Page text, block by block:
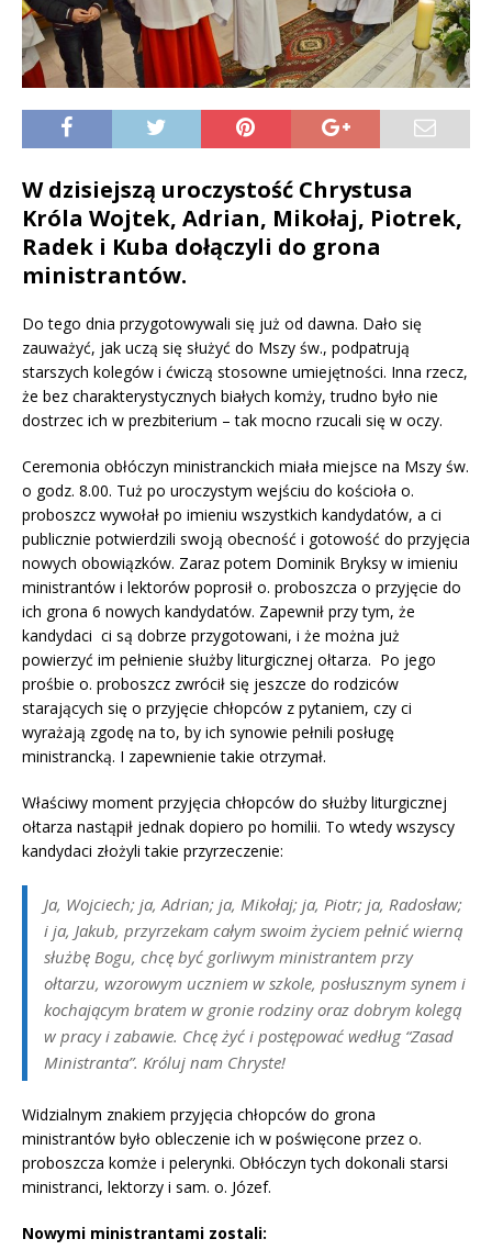
W dzisiejszą uroczystość Chrystusa
Króla Wojtek, Adrian, Mikołaj, Piotrek,
Radek i Kuba dołączyli do grona
ministrantów.
Do tego dnia przygotowywali się już od dawna. Dało się
zauważyć, jak uczą się służyć do Mszy św., podpatrują
starszych kolegów i ćwiczą stosowne umiejętności. Inna rzecz,
że bez charakterystycznych białych komży, trudno było nie
dostrzec ich w prezbiterium – tak mocno rzucali się w oczy.
Ceremonia obłóczyn ministranckich miała miejsce na Mszy św.
o godz. 8.00. Tuż po uroczystym wejściu do kościoła o.
proboszcz wywołał po imieniu wszystkich kandydatów, a ci
publicznie potwierdzili swoją obecność i gotowość do przyjęcia
nowych obowiązków. Zaraz potem Dominik Bryksy w imieniu
ministrantów i lektorów poprosił o. proboszcza o przyjęcie do
ich grona 6 nowych kandydatów. Zapewnił przy tym, że
kandydaci ci są dobrze przygotowani, i że można już
powierzyć im pełnienie służby liturgicznej ołtarza. Po jego
prośbie o. proboszcz zwrócił się jeszcze do rodziców
starających się o przyjęcie chłopców z pytaniem, czy ci
wyrażają zgodę na to, by ich synowie pełnili posługę
ministrancką. I zapewnienie takie otrzymał.
Właściwy moment przyjęcia chłopców do służby liturgicznej
ołtarza nastąpił jednak dopiero po homilii. To wtedy wszyscy
kandydaci złożyli takie przyrzeczenie:
Ja, Wojciech; ja, Adrian; ja, Mikołaj; ja, Piotr; ja, Radosław;
i ja, Jakub, przyrzekam całym swoim życiem pełnić wierną
służbę Bogu, chcę być gorliwym ministrantem przy
ołtarzu, wzorowym uczniem w szkole, posłusznym synem i
kochającym bratem w gronie rodziny oraz dobrym kolegą
w pracy i zabawie. Chcę żyć i postępować według “Zasad
Ministranta”. Króluj nam Chryste!
Widzialnym znakiem przyjęcia chłopców do grona
ministrantów było obleczenie ich w poświęcone przez o.
proboszcza komże i pelerynki. Obłóczyn tych dokonali starsi
ministranci, lektorzy i sam. o. Józef.
Nowymi ministrantami zostali: